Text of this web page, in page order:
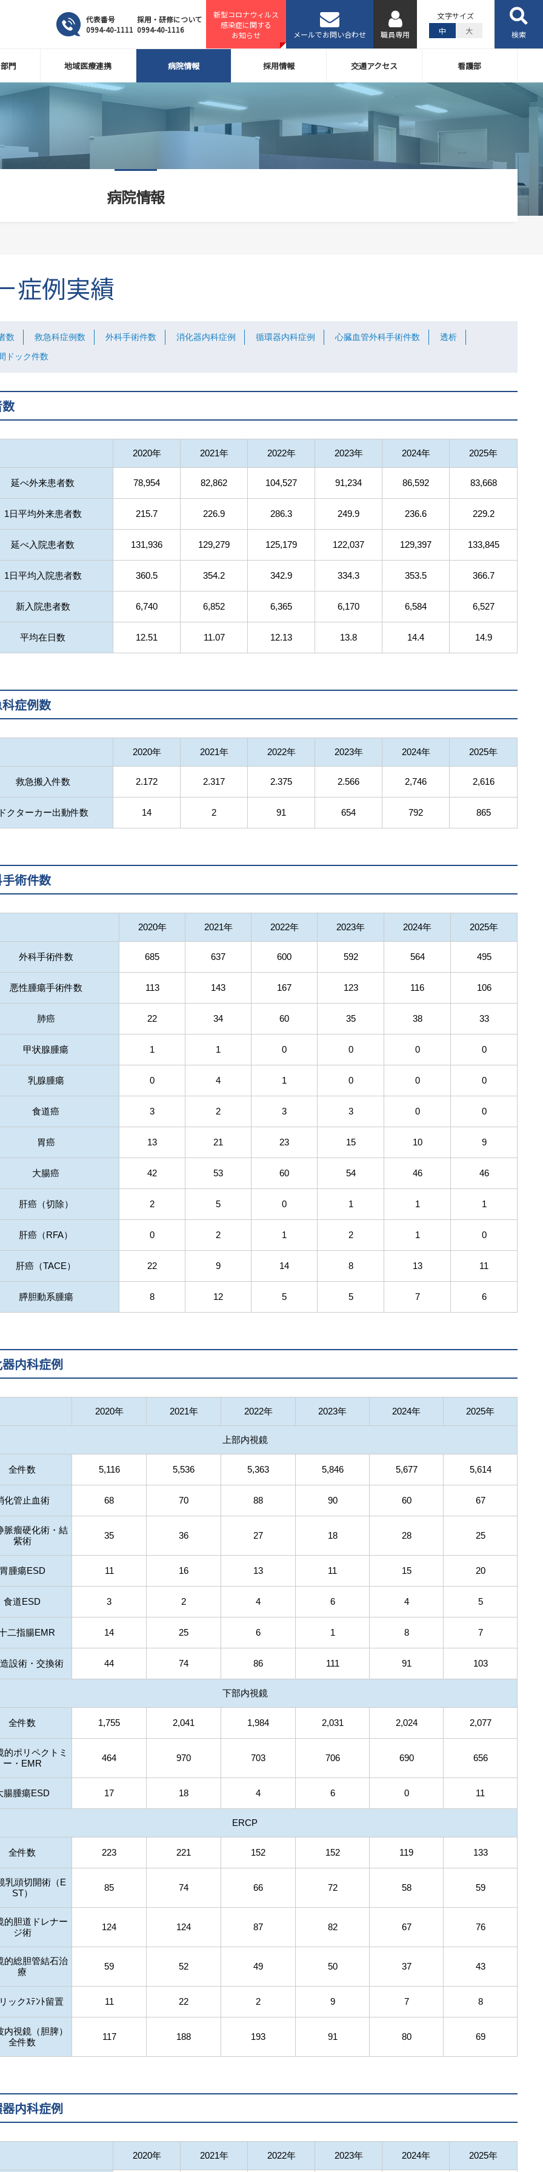
代表番号
0994-40-1111
採用・研修について
0994-40-1116
新型コロナウィルス
感染症に関する
お知らせ
メールでお問い合わせ 職員専用
文字サイズ
中
大 検索
門 地域医療連携 病院情報 採用情報 交通アクセス 看護部
病院情報
症例実績
数 救急科症例数 外科手術件数 消化器内科症例 循環器内科症例 心臓血管外科手術件数
透析
ドック件数
2020年 2021年 2022年 2023年 2024年 2025年
延べ外来患者数 78,954 82,862 104,527 91,234 86,592 83,668
1日平均外来患者数 215.7 226.9 286.3 249.9 236.6 229.2
延べ入院患者数 131,936 129,279 125,179 122,037 129,397 133,845
1日平均入院患者数 360.5 354.2 342.9 334.3 353.5 366.7
新入院患者数 6,740 6,852 6,365 6,170 6,584 6,527
平均在日数 12.51 11.07 12.13 13.8 14.4 14.9
症例数
2020年 2021年 2022年 2023年 2024年 2025年
救急搬入件数 2.172 2.317 2.375 2.566 2,746 2,616
クターカー出動件数 14 2 91 654 792 865
術件数
2020年 2021年 2022年 2023年 2024年 2025年
外科手術件数 685 637 600 592 564 495
悪性腫瘍手術件数 113 143 167 123 116 106
肺癌 22 34 60 35 38 33
甲状腺腫瘍 1 1 0 0 0 0
乳腺腫瘍 0 4 1 0 0 0
食道癌 3 2 3 3 0 0
胃癌 13 21 23 15 10 9
大腸癌 42 53 60 54 46 46
肝癌（切除） 2 5 0 1 1 1
肝癌（RFA） 0 2 1 2 1 0
肝癌（TACE） 22 9 14 8 13 11
膵胆動系腫瘍 8 12 5 5 7 6
内科症例
2020年 2021年 2022年 2023年 2024年 2025年
上部内視鏡
全件数 5,116 5,536 5,363 5,846 5,677 5,614
化管止血術 68 70 88 90 60 67
脈瘤硬化術・結
紫術
35 36 27 18 28 25
腫瘍ESD 11 16 13 11 15 20
食道ESD 3 2 4 6 4 5
二指腸EMR 14 25 6 1 8 7
設術・交換術 44 74 86 111 91 103
下部内視鏡
全件数 1,755 2,041 1,984 2,031 2,024 2,077
的ポリペクトミ
ー・EMR
464 970 703 706 690 656
腸腫瘍ESD 17 18 4 6 0 11
ERCP
全件数 223 221 152 152 119 133
乳頭切開術（E
ST）
85 74 66 72 58 59
的胆道ドレナー
ジ術
124 124 87 82 67 76
的総胆管結石治
療
59 52 49 50 37 43
ックｽﾃﾝﾄ留置 11 22 2 9 7 8
内視鏡（胆脾）
全件数
117 188 193 91 80 69
内科症例
2020年 2021年 2022年 2023年 2024年 2025年